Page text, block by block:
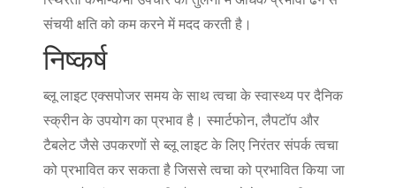
संचयी क्षति को कम करने में मदद करती है।
निष्कर्ष
ब्लू लाइट एक्सपोजर समय के साथ त्वचा के स्वास्थ्य पर दैनिक
स्क्रीन के उपयोग का प्रभाव है। स्मार्टफोन, लैपटॉप और
टैबलेट जैसे उपकरणों से ब्लू लाइट के लिए निरंतर संपर्क त्वचा
को प्रभावित कर सकता है जिससे त्वचा को प्रभावित किया जा